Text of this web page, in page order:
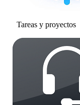
Tareas y proyectos